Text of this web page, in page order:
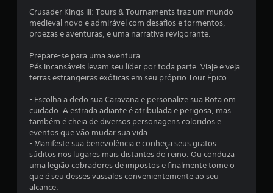
s
t
e
l
a
(
Crusader Kings III: Tours & Tournaments traz um mundo
medieval novo e admirável com desafios e tormentos,
proezas e aventuras, e uma narrativa revigorante.
Prepare-se para uma aventura
Pés incansáveis levam seu líder por toda parte. Viaje e veja
terras estrangeiras exóticas em seu próprio Tour Épico.
- Escolha a dedo sua Caravana e personalize sua Rota om
cuidado. A estrada adiante é atribulada e perigosa, mas
também é cheia de diversos personagens coloridos e
eventos que vão mudar sua vida.
- Manifeste sua benevolência e conheça seus gratos
súditos nos lugares mais distantes do reino. Ou conduza
uma legião cobradores de impostos e finalmente tome o
que é seu desses vassalos convenientemente ao seu
alcance.